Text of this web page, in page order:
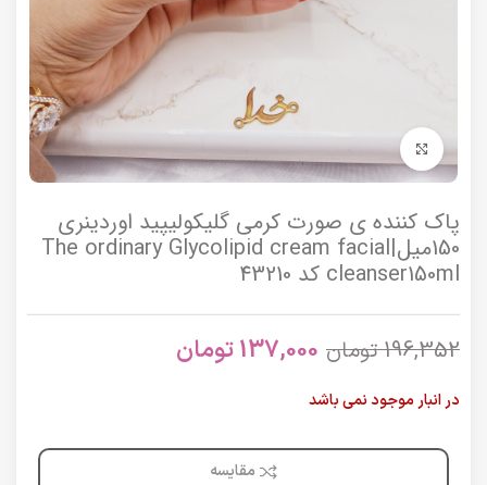
برای بزرگنمایی کلیک کنید
پاک کننده ی صورت کرمی گلیکولیپید اوردینری
150میل|The ordinary Glycolipid cream facial
cleanser150ml کد 43210
196,352 تومان 137,000تومان
در انبار موجود نمی باشد
مقایسه